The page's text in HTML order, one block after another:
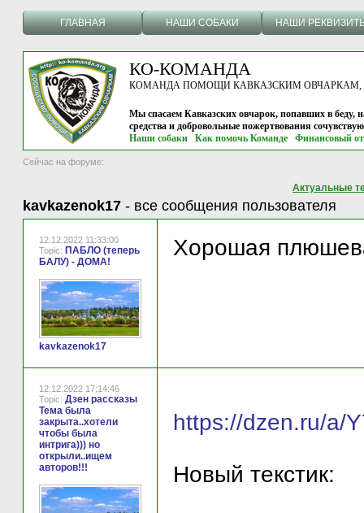
ГЛАВНАЯ НАШИ СОБАКИ НАШИ
КО-КОМАНДА
КОМАНДА ПОМОЩИ КАВКАЗСКИМ ОВЧАРКАМ, г.
Мы спасаем Кавказских овчарок, попавших в беду,
средства и добровольные пожертвования
Наши собаки
Как помочь Команде Финансовый
Сейчас на форуме:
Актуальные
kavkazenok17 - все сообщения пользователя
12.12.2022 11:33:00
Topic: ПАБЛО (теперь
БАЛУ) - ДОМА!
kavkazenok17
Хорошая
12.12.2022 17:14:46
Topic: Дзен рассказы
Тема была
закрыта..хотели
чтобы была
интрига))) но
открыли..ищем
авторов!!!
https://dzen.ru/a/
Новый текстик: